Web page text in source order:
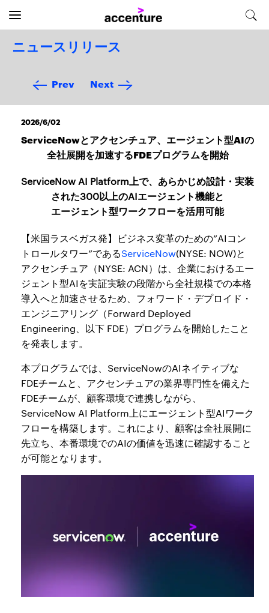
ニュースリリース
Prev Next
2026/6/02
ServiceNowとアクセンチュア、エージェント型AIの
全社展開を加速するFDEプログラムを開始
ServiceNow AI Platform上で、あらかじめ設計・実装
された300以上のAIエージェント機能と
エージェント型ワークフローを活用可能
【米国ラスベガス発】ビジネス変革のための”AIコン
トロールタワー”であるServiceNow(NYSE: NOW)と
アクセンチュア（NYSE: ACN）は、企業におけるエー
ジェント型AIを実証実験の段階から全社規模での本格
導入へと加速させるため、フォワード・デプロイド・
エンジニアリング（Forward Deployed
Engineering、以下 FDE）プログラムを開始したこと
を発表します。
本プログラムでは、ServiceNowのAIネイティブな
FDEチームと、アクセンチュアの業界専門性を備えた
FDEチームが、顧客環境で連携しながら、
ServiceNow AI Platform上にエージェント型AIワーク
フローを構築します。これにより、顧客は全社展開に
先立ち、本番環境でのAIの価値を迅速に確認すること
が可能となります。